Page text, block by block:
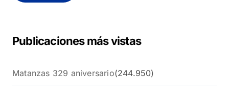
Publicaciones más vistas
Matanzas 329 aniversario(244.950)